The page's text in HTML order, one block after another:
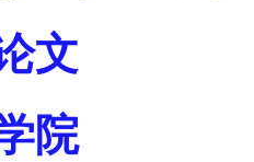
文
院